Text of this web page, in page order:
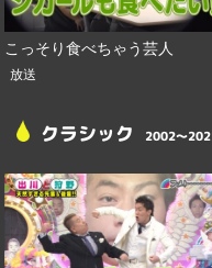
こっそり食べちゃう芸人
放送
クラシック 2002〜